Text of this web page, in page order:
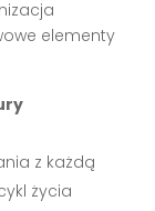
elementy
z każdą
życia